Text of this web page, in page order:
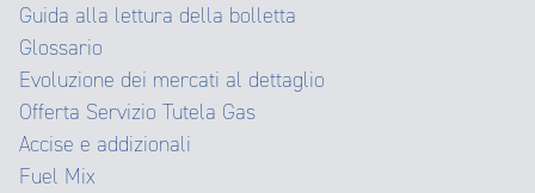
Guida alla lettura della bolletta
Glossario
Evoluzione dei mercati al dettaglio
Offerta Servizio Tutela Gas
Accise e addizionali
Fuel Mix